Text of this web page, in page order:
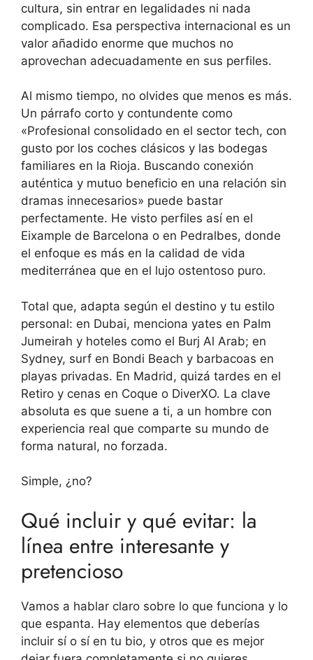
cultura, sin entrar en legalidades ni nada
complicado. Esa perspectiva internacional es un
valor añadido enorme que muchos no
aprovechan adecuadamente en sus perfiles.
Al mismo tiempo, no olvides que menos es más.
Un párrafo corto y contundente como
«Profesional consolidado en el sector tech, con
gusto por los coches clásicos y las bodegas
familiares en la Rioja. Buscando conexión
auténtica y mutuo beneficio en una relación sin
dramas innecesarios» puede bastar
perfectamente. He visto perfiles así en el
Eixample de Barcelona o en Pedralbes, donde
el enfoque es más en la calidad de vida
mediterránea que en el lujo ostentoso puro.
Total que, adapta según el destino y tu estilo
personal: en Dubai, menciona yates en Palm
Jumeirah y hoteles como el Burj Al Arab; en
Sydney, surf en Bondi Beach y barbacoas en
playas privadas. En Madrid, quizá tardes en el
Retiro y cenas en Coque o DiverXO. La clave
absoluta es que suene a ti, a un hombre con
experiencia real que comparte su mundo de
forma natural, no forzada.
Simple, ¿no?
Qué incluir y qué evitar: la
línea entre interesante y
pretencioso
Vamos a hablar claro sobre lo que funciona y lo
que espanta. Hay elementos que deberías
incluir sí o sí en tu bio, y otros que es mejor